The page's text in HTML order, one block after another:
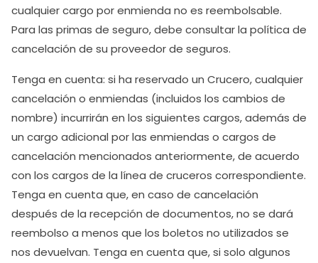
cualquier cargo por enmienda no es reembolsable.
Para las primas de seguro, debe consultar la política de
cancelación de su proveedor de seguros.
Tenga en cuenta: si ha reservado un Crucero, cualquier
cancelación o enmiendas (incluidos los cambios de
nombre) incurrirán en los siguientes cargos, además de
un cargo adicional por las enmiendas o cargos de
cancelación mencionados anteriormente, de acuerdo
con los cargos de la línea de cruceros correspondiente.
Tenga en cuenta que, en caso de cancelación
después de la recepción de documentos, no se dará
reembolso a menos que los boletos no utilizados se
nos devuelvan. Tenga en cuenta que, si solo algunos